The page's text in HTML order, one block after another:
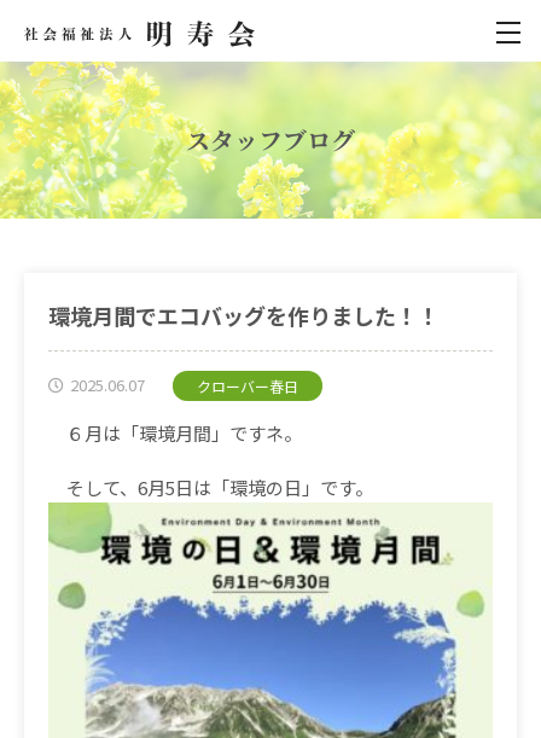
スタッフブログ
環境月間でエコバッグを作りました！！
2025.06.07 クローバー春日
６月は「環境月間」ですネ。
そして、6月5日は「環境の日」です。